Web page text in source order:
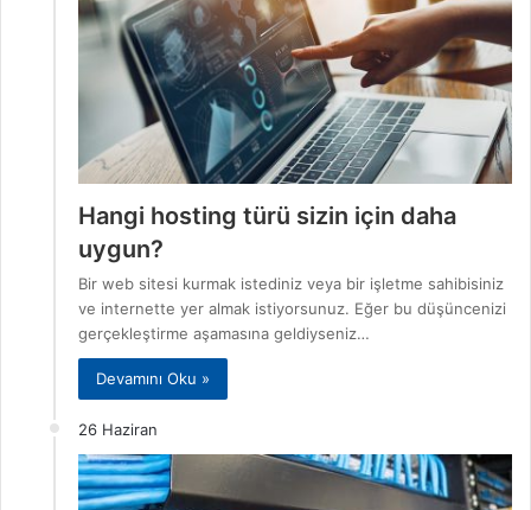
Hangi hosting türü sizin için daha
uygun?
Bir web sitesi kurmak istediniz veya bir işletme sahibisiniz
ve internette yer almak istiyorsunuz. Eğer bu düşüncenizi
gerçekleştirme aşamasına geldiyseniz…
Devamını Oku »
26 Haziran